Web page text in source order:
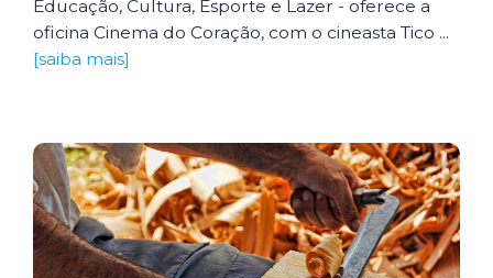
Educação, Cultura, Esporte e Lazer - oferece a
oficina Cinema do Coração, com o cineasta Tico ...
[saiba mais]